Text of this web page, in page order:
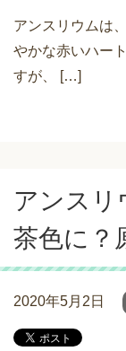
アンスリウムは
やかな赤いハー
すが、 […]
アンスリ
茶色に？
2020年5月2日